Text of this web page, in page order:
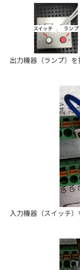
出力機器（ランプ）を
入力機器（スイッチ）